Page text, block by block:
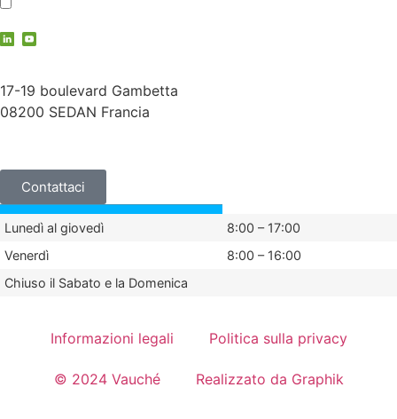
17-19 boulevard Gambetta
08200 SEDAN Francia
Contattaci
Lunedì al giovedì
8:00 – 17:00
Venerdì
8:00 – 16:00
Chiuso il Sabato e la Domenica
Informazioni legali Politica sulla privacy
© 2024 Vauché Realizzato da Graphik